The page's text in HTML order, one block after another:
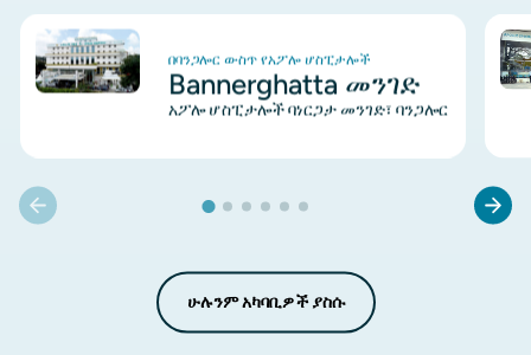
ምስል
በባንጋሎር ውስጥ የአፖሎ ሆስፒታሎች
Bannerghatta መንገድ
አፖሎ ሆስፒታሎች ባነርጋታ መንገድ፣ ባንጋሎር
ሁሉንም አካባቢዎች ያስሱ